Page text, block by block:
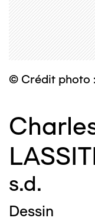
© Crédit photo :
s.d.
Dessin